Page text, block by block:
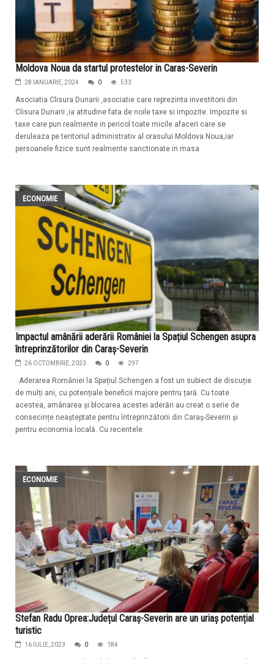
Moldova Noua da startul protestelor in Caras-Severin
28 IANUARIE, 2024 0 533
Asociatia Clisura Dunarii ,asociatie care reprezinta investitorii din
Clisura Dunarii ,ia atitudine fata de noile taxe si impozite. Impozite si
taxe care pun realmente in pericol toate micile afaceri care se
deruleaza pe teritoriul administrativ al orasului Moldova Noua,iar
persoanele fizice sunt realmente sanctionate in masa
ECONOMIE
Impactul amânării aderării României la Spațiul Schengen asupra
întreprinzătorilor din Caraș-Severin
26 OCTOMBRIE, 2023 0 297
Aderarea României la Spațiul Schengen a fost un subiect de discuție
de mulți ani, cu potențiale beneficii majore pentru țară. Cu toate
acestea, amânarea și blocarea acestei aderări au creat o serie de
consecințe neașteptate pentru întreprinzătorii din Caraș-Severin și
pentru economia locală. Cu recentele
ECONOMIE
Stefan Radu Oprea:Județul Caraș-Severin are un uriaș potențial
turistic
16 IULIE, 2023 0 184